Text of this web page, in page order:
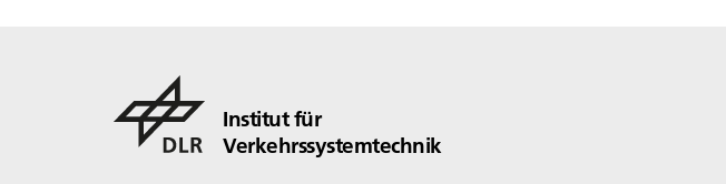
Institut für
Verkehrssystemtechnik